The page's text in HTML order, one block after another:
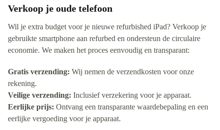
Verkoop je oude telefoon
Wil je extra budget voor je nieuwe refurbished iPad? Verkoop je
gebruikte smartphone aan refurbed en ondersteun de circulaire
economie. We maken het proces eenvoudig en transparant:
Gratis verzending: Wij nemen de verzendkosten voor onze
rekening.
Veilige verzending: Inclusief verzekering voor je apparaat.
Eerlijke prijs: Ontvang een transparante waardebepaling en een
eerlijke vergoeding voor je apparaat.